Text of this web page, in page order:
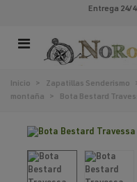
Entrega 24/
Inicio > Zapatillas Senderismo
montaña
> Bota Bestard